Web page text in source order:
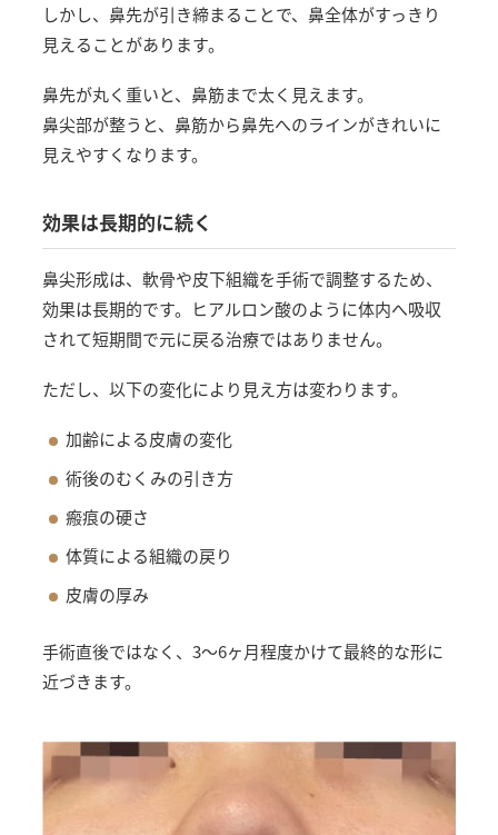
しかし、鼻先が引き締まることで、鼻全体がすっきり
見えることがあります。
鼻先が丸く重いと、鼻筋まで太く見えます。
鼻尖部が整うと、鼻筋から鼻先へのラインがきれいに
見えやすくなります。
効果は長期的に続く
鼻尖形成は、軟骨や皮下組織を手術で調整するため、
効果は長期的です。ヒアルロン酸のように体内へ吸収
されて短期間で元に戻る治療ではありません。
ただし、以下の変化により見え方は変わります。
加齢による皮膚の変化
術後のむくみの引き方
瘢痕の硬さ
体質による組織の戻り
皮膚の厚み
手術直後ではなく、3〜6ヶ月程度かけて最終的な形に
近づきます。